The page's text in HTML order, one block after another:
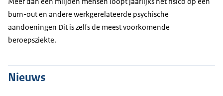
burn-out en andere werkgerelateerde psychische
aandoeningen Dit is zelfs de meest voorkomende
beroepsziekte.
Nieuws